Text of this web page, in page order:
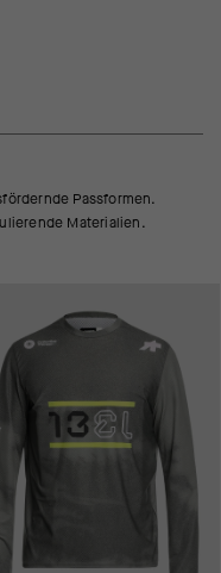
Passformen.
Materialien.